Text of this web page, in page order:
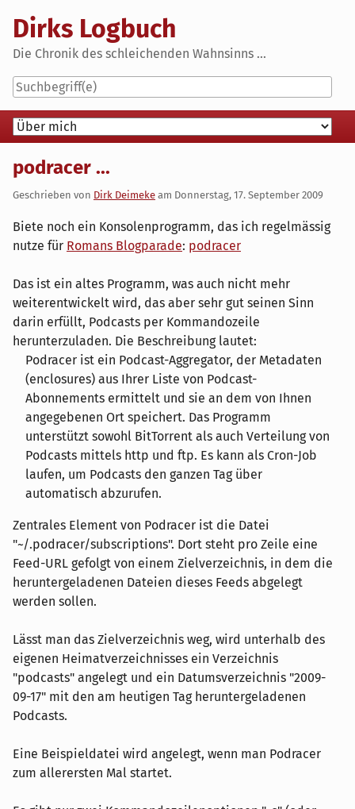
content
Dirks Logbuch
Die Chronik des schleichenden Wahnsinns ...
Navigation
podracer ...
Geschrieben von Dirk Deimeke am Donnerstag, 17. September 2009
Biete noch ein Konsolenprogramm, das ich regelmässig
nutze für Romans Blogparade: podracer
Das ist ein altes Programm, was auch nicht mehr
weiterentwickelt wird, das aber sehr gut seinen Sinn
darin erfüllt, Podcasts per Kommandozeile
herunterzuladen. Die Beschreibung lautet:
Podracer ist ein Podcast-Aggregator, der Metadaten
(enclosures) aus Ihrer Liste von Podcast-
Abonnements ermittelt und sie an dem von Ihnen
angegebenen Ort speichert. Das Programm
unterstützt sowohl BitTorrent als auch Verteilung von
Podcasts mittels http und ftp. Es kann als Cron-Job
laufen, um Podcasts den ganzen Tag über
automatisch abzurufen.
Zentrales Element von Podracer ist die Datei
"~/.podracer/subscriptions". Dort steht pro Zeile eine
Feed-URL gefolgt von einem Zielverzeichnis, in dem die
heruntergeladenen Dateien dieses Feeds abgelegt
werden sollen.
Lässt man das Zielverzeichnis weg, wird unterhalb des
eigenen Heimatverzeichnisses ein Verzeichnis
"podcasts" angelegt und ein Datumsverzeichnis "2009-
09-17" mit den am heutigen Tag heruntergeladenen
Podcasts.
Eine Beispieldatei wird angelegt, wenn man Podracer
zum allerersten Mal startet.